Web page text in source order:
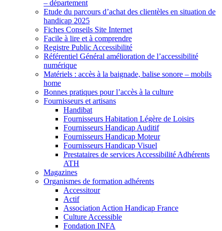
– département
Etude du parcours d’achat des clientèles en situation de
handicap 2025
Fiches Conseils Site Internet
Facile à lire et à comprendre
Registre Public Accessibilité
Référentiel Général amélioration de l’accessibilité
numérique
Matériels : accès à la baignade, balise sonore – mobils
home
Bonnes pratiques pour l’accès à la culture
Fournisseurs et artisans
Handibat
Fournisseurs Habitation Légère de Loisirs
Fournisseurs Handicap Auditif
Fournisseurs Handicap Moteur
Fournisseurs Handicap Visuel
Prestataires de services Accessibilité Adhérents
ATH
Magazines
Organismes de formation adhérents
Accessitour
Actif
Association Action Handicap France
Culture Accessible
Fondation INFA